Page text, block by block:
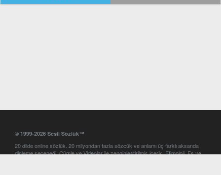
© 1999-2026 Sesli Sözlük™
20 dilde online sözlük. 20 milyondan fazla sözcük ve anlamı üç farklı aksanda
dinleme seçeneği. Cümle ve Videolar ile zenginleştirilmiş içerik. Etimoloji, Eş ve